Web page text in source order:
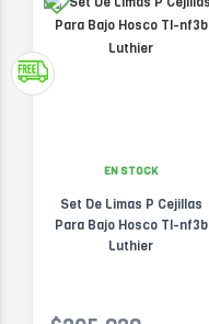
EN STOCK
Set De Limas P Cejillas
Para Bajo Hosco Tl-nf3b
Luthier